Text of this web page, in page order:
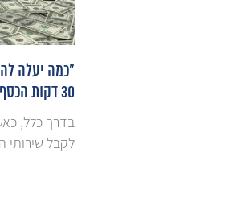
30 דקות הכסף כבר היה בדרך
בדרך כלל,
לקבל שירותי